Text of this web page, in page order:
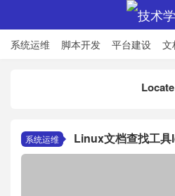
系统运维 脚本开发 平台建设 文
Locate
系统运维 Linux文档查找工